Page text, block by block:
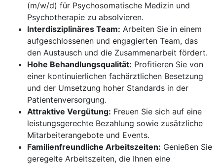
(m/w/d) für Psychosomatische Medizin und
Psychotherapie zu absolvieren.
Interdisziplinäres Team: Arbeiten Sie in einem
aufgeschlossenen und engagierten Team, das
den Austausch und die Zusammenarbeit fördert.
Hohe Behandlungsqualität: Profitieren Sie von
einer kontinuierlichen fachärztlichen Besetzung
und der Umsetzung hoher Standards in der
Patientenversorgung.
Attraktive Vergütung: Freuen Sie sich auf eine
leistungsgerechte Bezahlung sowie zusätzliche
Mitarbeiterangebote und Events.
Familienfreundliche Arbeitszeiten: Genießen Sie
geregelte Arbeitszeiten, die Ihnen eine